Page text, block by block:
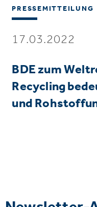
PRESSEMITTEILUNG
17.03.2022
BDE zum
Recycling
und